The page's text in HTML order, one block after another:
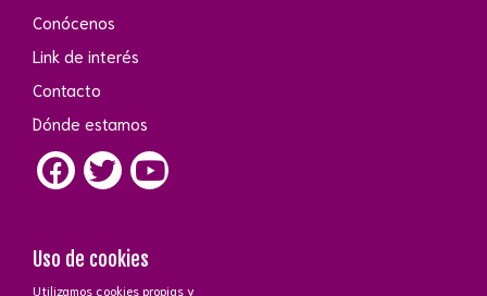
Conócenos
Link de interés
Contacto
Dónde estamos
Uso de cookies
Utilizamos cookies propias y